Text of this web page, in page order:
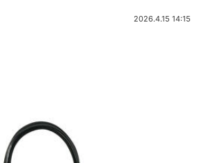
2026.4.15 14:15